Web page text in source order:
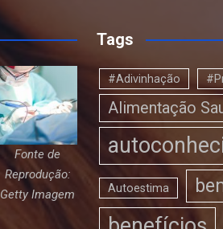
Fonte de
Reprodução:
Getty Imagem
Tags
#Adivinhação
Alimentação
Autoestima